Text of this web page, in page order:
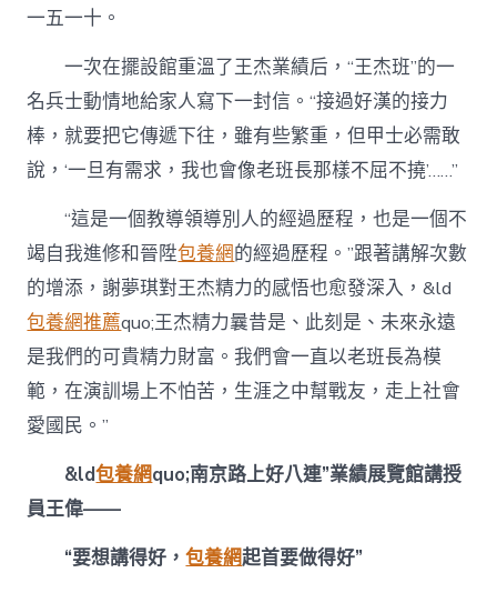
一五一十。
一次在擺設館重溫了王杰業績后，“王杰班”的一
名兵士動情地給家人寫下一封信。“接過好漢的接力
棒，就要把它傳遞下往，雖有些繁重，但甲士必需敢
說，‘一旦有需求，我也會像老班長那樣不屈不撓’……”
“這是一個教導領導別人的經過歷程，也是一個不
竭自我進修和晉陞包養網的經過歷程。”跟著講解次數
的增添，謝夢琪對王杰精力的感悟也愈發深入，&ld
包養網推薦quo;王杰精力曩昔是、此刻是、未來永遠
是我們的可貴精力財富。我們會一直以老班長為模
範，在演訓場上不怕苦，生涯之中幫戰友，走上社會
愛國民。”
&ld包養網quo;南京路上好八連”業績展覽館講授
員王偉——
“要想講得好，包養網起首要做得好”